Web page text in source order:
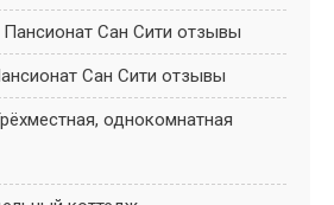
Пансионат Cан Cити отзывы
Cан Cити отзывы
однокомнатная